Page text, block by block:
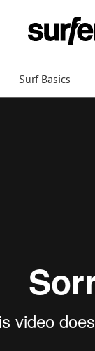
Surf Basics